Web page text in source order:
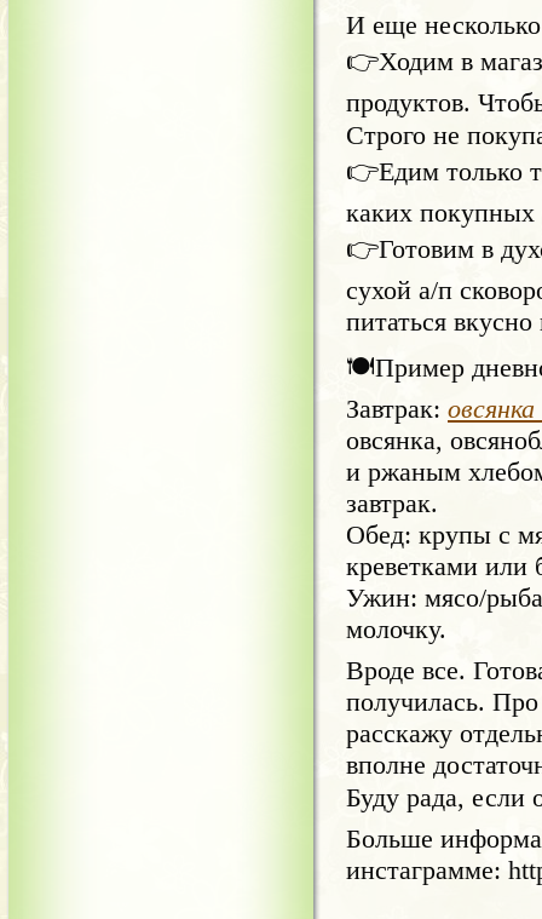
И еще
👉Ходим в
продуктов.
Строго не
👉Едим только
каких покупных
👉Готовим в
сухой а/п
питаться
🍽Пример
Завтрак:
овсянка,
и ржаным
завтрак.
Обед: крупы с
креветками или
Ужин: мясо/
молочку.
Вроде все.
получилась.
расскажу
вполне
Буду рада, если
Больше
инстаграмме: